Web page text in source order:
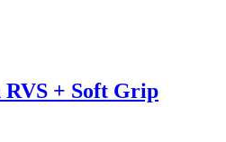
+ Soft Grip